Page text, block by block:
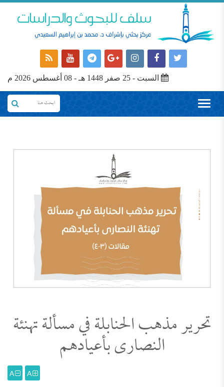
السبت - 25 صفر 1448 هـ - 08 أغسطس 2026 م
تحرير مذهب الحنابلة في مسألة تهنئة
النصارى بأعيادهم
A
A